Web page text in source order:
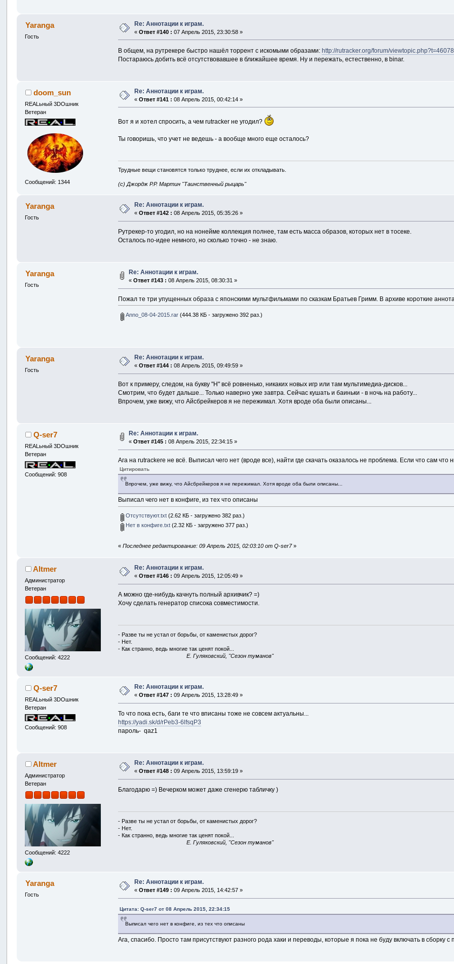
Yaranga
Гость
Re: Аннотации к играм.
«Ответ #140 : 07 Апрель 2015, 23:30:58 »
В общем, на рутрекере быстро нашёл торрент с искомыми образами:http://rutracker.org/forum/
Постараюсь добить всё отсутствовавшее в ближайшее время. Ну и пережать, естественно, в binar.
doom_sun
REALьный 3DOшник
Ветеран
Сообщений: 1344
Re: Аннотации к играм.
«Ответ #141 : 08 Апрель 2015, 00:42:14 »
Вот я и хотел спросить, а чем rutracker не угодил?
Ты говоришь, что учет не ведешь - а вообще много еще осталось?
Трудные вещи становятся только труднее, если их откладывать.
(с) Джордж Р.Р. Мартин "Таинственный рыцарь"
Yaranga
Гость
Re: Аннотации к играм.
«Ответ #142 : 08 Апрель 2015, 05:35:26 »
Рутрекер-то угодил, но на нонейме коллекция полнее, там есть масса образов, которых нет в тосеке.
Осталось по-идее немного, но сколько точно - не знаю.
Yaranga
Гость
Re: Аннотации к играм.
«Ответ #143 : 08 Апрель 2015, 08:30:31 »
Пожал те три упущенных образа с японскими мультфильмами по сказкам Братьев Гримм. В архиве короткие
Anno_08-04-2015.rar (444.38 КБ - загружено 392 раз.)
Yaranga
Гость
Re: Аннотации к играм.
«Ответ #144 : 08 Апрель 2015, 09:49:59 »
Вот к примеру, следом, на букву "H" всё ровненько, никаких новых игр или там мультимедиа-дисков...
Смотрим, что будет дальше... Только наверно уже завтра. Сейчас кушать и баиньки - в ночь на работу...
Впрочем, уже вижу, что Айсбрейкеров я не пережимал. Хотя вроде оба были описаны...
Q-ser7
REALьный 3DOшник
Ветеран
Сообщений: 908
Re: Аннотации к играм.
«Ответ #145 : 08 Апрель 2015, 22:34:15 »
Ага на rutrackerе не всё. Выписал чего нет (вроде все), найти где скачать оказалось не проблема. Если что сам что
Цитировать
Впрочем, уже вижу, что Айсбрейкеров я не пережимал. Хотя вроде оба были описаны...
Выписал чего нет в конфиге, из тех что описаны
Отсутствуют.txt (2.62 КБ - загружено 382 раз.)
Нет в конфиге.txt (2.32 КБ - загружено 377 раз.)
«Последнее редактирование: 09 Апрель 2015, 02:03:10 от Q-ser7»
Altmer
Администратор
Ветеран
Сообщений: 4222
Re: Аннотации к играм.
«Ответ #146 : 09 Апрель 2015, 12:05:49 »
А можно где-нибудь качнуть полный архивчик? =)
Хочу сделать генератор списока совместимости.
- Разве ты не устал от борьбы, от каменистых дорог?
- Нет.
- Как странно, ведь многие так ценят покой...
E. Гуляковский, "Сезон туманов"
Q-ser7
REALьный 3DOшник
Ветеран
Сообщений: 908
Re: Аннотации к играм.
«Ответ #147 : 09 Апрель 2015, 13:28:49 »
То что пока есть, баги те что вписаны тоже не совсем актуальны...
https://yadi.sk/d/rPeb3-6lfsqP3
пароль- qaz1
Altmer
Администратор
Ветеран
Сообщений: 4222
Re: Аннотации к играм.
«Ответ #148 : 09 Апрель 2015, 13:59:19 »
Благодарю =) Вечерком может даже сгенерю табличку )
- Разве ты не устал от борьбы, от каменистых дорог?
- Нет.
- Как странно, ведь многие так ценят покой...
E. Гуляковский, "Сезон туманов"
Yaranga
Гость
Re: Аннотации к играм.
«Ответ #149 : 09 Апрель 2015, 14:42:57 »
Цитата: Q-ser7 от 08 Апрель 2015, 22:34:15
Выписал чего нет в конфиге, из тех что описаны
Ага, спасибо. Просто там присутствуют разного рода хаки и переводы, которые я пока не буду включать в сборку